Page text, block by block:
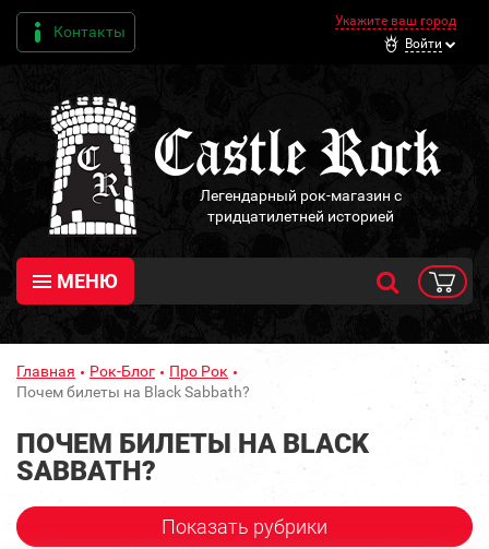
Контакты
Укажите ваш город
Войти
Легендарный рок-магазин с
тридцатилетней историей
МЕНЮ
Главная Рок-Блог
Про Рок
Почем билеты на Black Sabbath?
ПОЧЕМ БИЛЕТЫ НА BLACK
SABBATH?
Показать рубрики